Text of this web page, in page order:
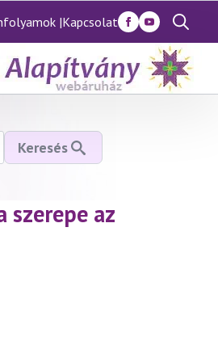
|Kapcsolat
Search
for:
Keresés
szerepe az